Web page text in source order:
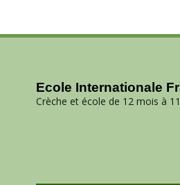
Ecole Internationale
Crèche et école de 12 mois à